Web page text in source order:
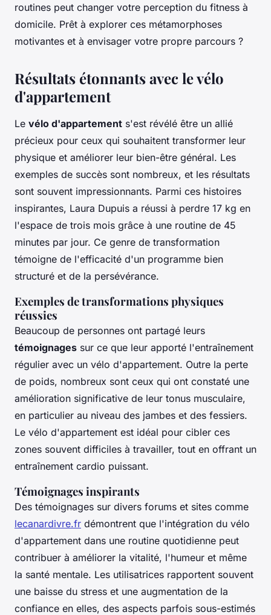
routines peut changer votre perception du fitness à
domicile. Prêt à explorer ces métamorphoses
motivantes et à envisager votre propre parcours ?
Résultats étonnants avec le vélo
d'appartement
Le vélo d'appartement s'est révélé être un allié
précieux pour ceux qui souhaitent transformer leur
physique et améliorer leur bien-être général. Les
exemples de succès sont nombreux, et les résultats
sont souvent impressionnants. Parmi ces histoires
inspirantes, Laura Dupuis a réussi à perdre 17 kg en
l'espace de trois mois grâce à une routine de 45
minutes par jour. Ce genre de transformation
témoigne de l'efficacité d'un programme bien
structuré et de la persévérance.
Exemples de transformations physiques
réussies
Beaucoup de personnes ont partagé leurs
témoignages sur ce que leur apporté l'entraînement
régulier avec un vélo d'appartement. Outre la perte
de poids, nombreux sont ceux qui ont constaté une
amélioration significative de leur tonus musculaire,
en particulier au niveau des jambes et des fessiers.
Le vélo d'appartement est idéal pour cibler ces
zones souvent difficiles à travailler, tout en offrant un
entraînement cardio puissant.
Témoignages inspirants
Des témoignages sur divers forums et sites comme
lecanardivre.fr démontrent que l'intégration du vélo
d'appartement dans une routine quotidienne peut
contribuer à améliorer la vitalité, l'humeur et même
la santé mentale. Les utilisatrices rapportent souvent
une baisse du stress et une augmentation de la
confiance en elles, des aspects parfois sous-estimés